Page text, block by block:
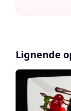
Lignende